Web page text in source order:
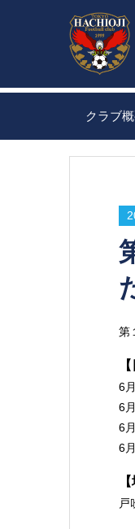
クラブ
第
6
6
6
6
戸